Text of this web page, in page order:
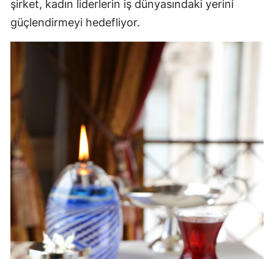
şirket, kadın liderlerin iş dünyasındaki yerini
güçlendirmeyi hedefliyor.